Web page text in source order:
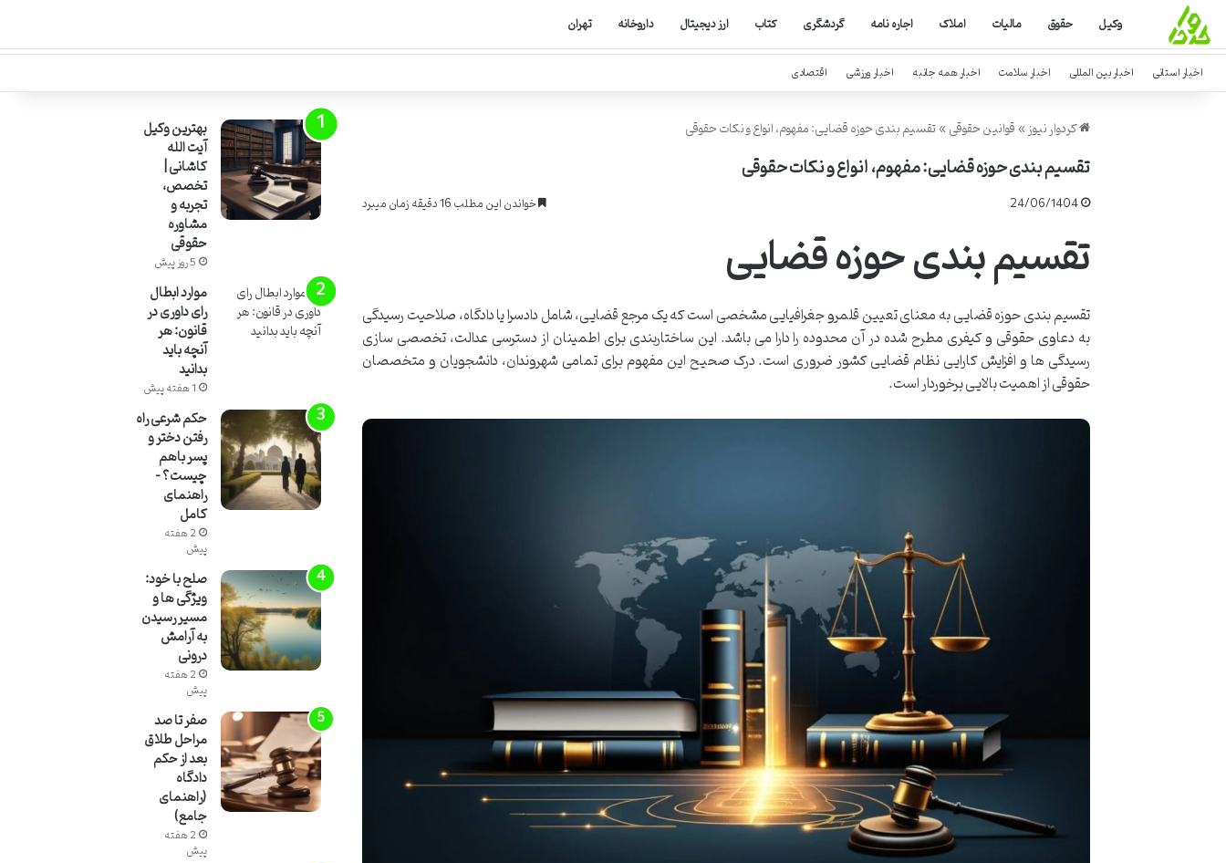
وکیل حقوق مالیات املاک اجاره نامه گردشگری کتاب ارز دیجیتال داروخانه تهران
اخبار استانی اخبار بین المللی اخبار سلامت اخبار همه جانبه اخبار ورزشی اقتصادی
کردوار نیوز»قوانین حقوقی»تقسیم بندی حوزه قضایی: مفهوم، انواع و نکات حقوقی
تقسیم بندی حوزه قضایی: مفهوم، انواع و نکات حقوقی
24/06/1404 خواندن این مطلب 16 دقیقه زمان میبرد
تقسیم بندی حوزه قضایی
تقسیم بندی حوزه قضایی به معنای تعیین قلمرو جغرافیایی مشخصی است که یک مرجع قضایی، شامل دادسرا یا دادگاه، صلاحیت رسیدگی
به دعاوی حقوقی و کیفری مطرح شده در آن محدوده را دارا می باشد. این ساختاربندی برای اطمینان از دسترسی عدالت، تخصصی سازی
رسیدگی ها و افزایش کارایی نظام قضایی کشور ضروری است. درک صحیح این مفهوم برای تمامی شهروندان، دانشجویان و متخصصان
حقوقی از اهمیت بالایی برخوردار است.
بهترین وکیل
آیت الله
کاشانی |
تخصص،
تجربه و
مشاوره
حقوقی
5 روز پیش
موارد ابطال
رای داوری در
قانون: هر
آنچه باید
بدانید
1 هفته پیش
حکم شرعی راه
رفتن دختر و
پسر باهم
چیست؟ –
راهنمای
کامل
2 هفته
پیش
صلح با خود:
ویژگی ها و
مسیر رسیدن
به آرامش
درونی
2 هفته
پیش
صفر تا صد
مراحل طلاق
بعد از حکم
دادگاه
(راهنمای
جامع)
2 هفته
پیش